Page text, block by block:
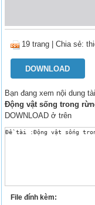
19 trang |Chia sẻ:
DOWNLOAD
Bạn đang xem nội dung
Động vật sống trong
DOWNLOAD ở trên
Đề tài :Động vật sống
File đính kèm: